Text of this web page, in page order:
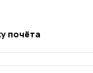
почёта